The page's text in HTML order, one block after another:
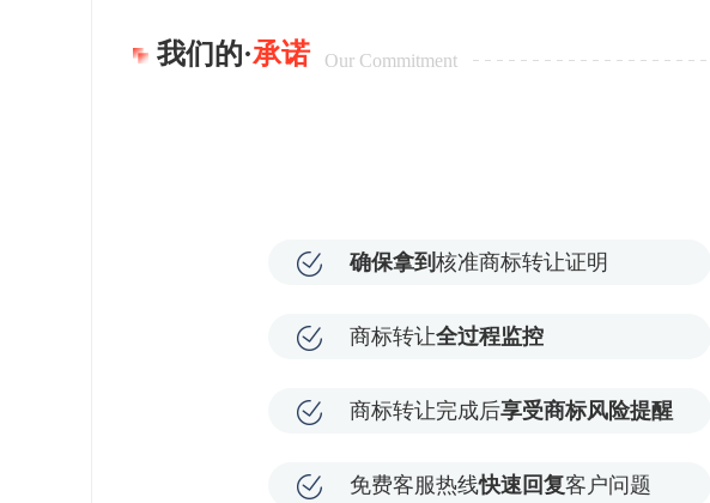
我们的·承诺 Our Commitment
确保拿到 核准商标转让证明
商标转让全过程监控
商标转让完成后享受商标风险提醒
免费客服热线快速回复客户问题